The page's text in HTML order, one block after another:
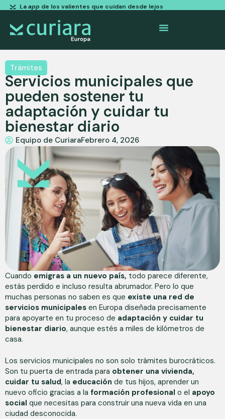
Laappde los valientes que cuidan desde lejos
Trámites
Servicios municipales que
pueden sostener tu
adaptación y cuidar tu
bienestar diario
Equipo de CuriaraFebrero 4, 2026
Cuando emigras a un nuevo país, todo parece diferente,
estás perdido e incluso resulta abrumador. Pero lo que
muchas personas no saben es que existe una red de
servicios municipales en Europa diseñada precisamente
para apoyarte en tu proceso de adaptación y cuidar tu
bienestar diario, aunque estés a miles de kilómetros de
casa.
Los servicios municipales no son solo trámites burocráticos.
Son tu puerta de entrada para obtener una vivienda,
cuidar tu salud, la educación de tus hijos, aprender un
nuevo oficio gracias a la formación profesional o el apoyo
social que necesitas para construir una nueva vida en una
ciudad desconocida.